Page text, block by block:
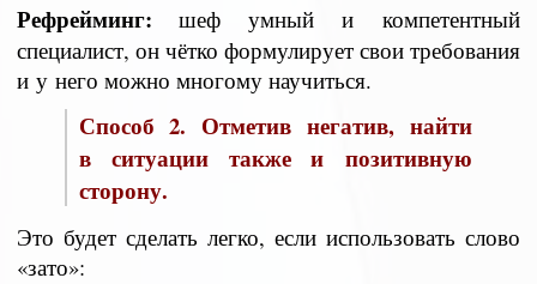
Рефрейминг: шеф умный и компетентный
специалист, он чётко формулирует свои требования
и у него можно многому научиться.
Способ 2. Отметив негатив, найти
в ситуации также и позитивную
сторону.
Это будет сделать легко, если использовать слово
«зато»: